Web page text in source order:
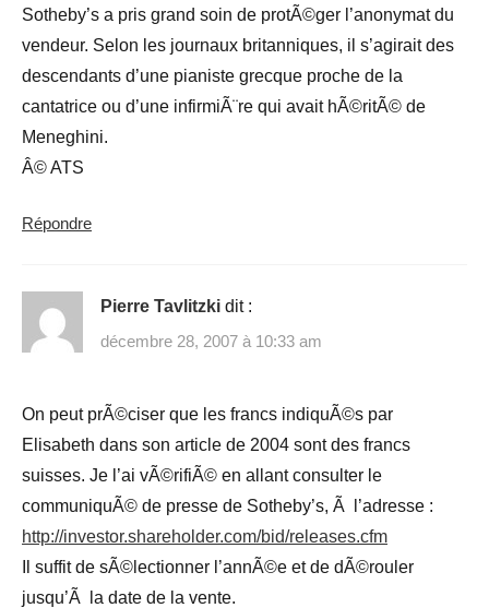
Sotheby’s a pris grand soin de protÃ©ger l’anonymat du
vendeur. Selon les journaux britanniques, il s’agirait des
descendants d’une pianiste grecque proche de la
cantatrice ou d’une infirmiÃ¨re qui avait hÃ©ritÃ© de
Meneghini.
Â© ATS
Répondre
Pierre Tavlitzki dit :
décembre 28, 2007 à 10:33 am
On peut prÃ©ciser que les francs indiquÃ©s par
Elisabeth dans son article de 2004 sont des francs
suisses. Je l’ai vÃ©rifiÃ© en allant consulter le
communiquÃ© de presse de Sotheby’s, Ã l’adresse :
http://investor.shareholder.com/bid/releases.cfm
Il suffit de sÃ©lectionner l’annÃ©e et de dÃ©rouler
jusqu’Ã la date de la vente.